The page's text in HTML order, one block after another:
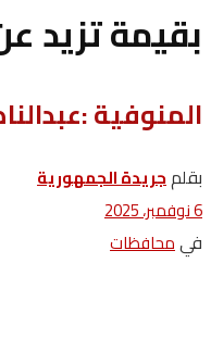
بقيمة تزيد
المنوفية
بقلمجريدة الجمهورية
6 نوفمبر، 2025
فيمحافظات